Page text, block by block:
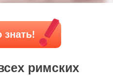
римских
знать!